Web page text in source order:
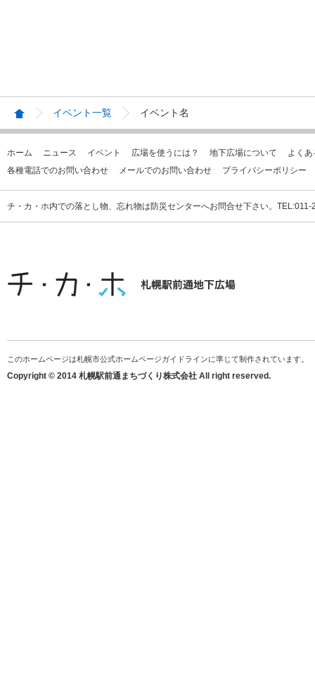
イベント一覧 イベント名
ホーム ニュース イベント 広場を使うには？ 地下広場について
よく
各種電話でのお問い合わせ
メールでのお問い合わせ プライバシーポリシー
チ・カ・ホ内での落とし物、忘れ物は防災センターへお問合せ下さい。
このホームページは札幌市公式ホームページガイドラインに準じて制作されています。
Copyright © 2014 札幌駅前通まちづくり株式会社 All right reserved.